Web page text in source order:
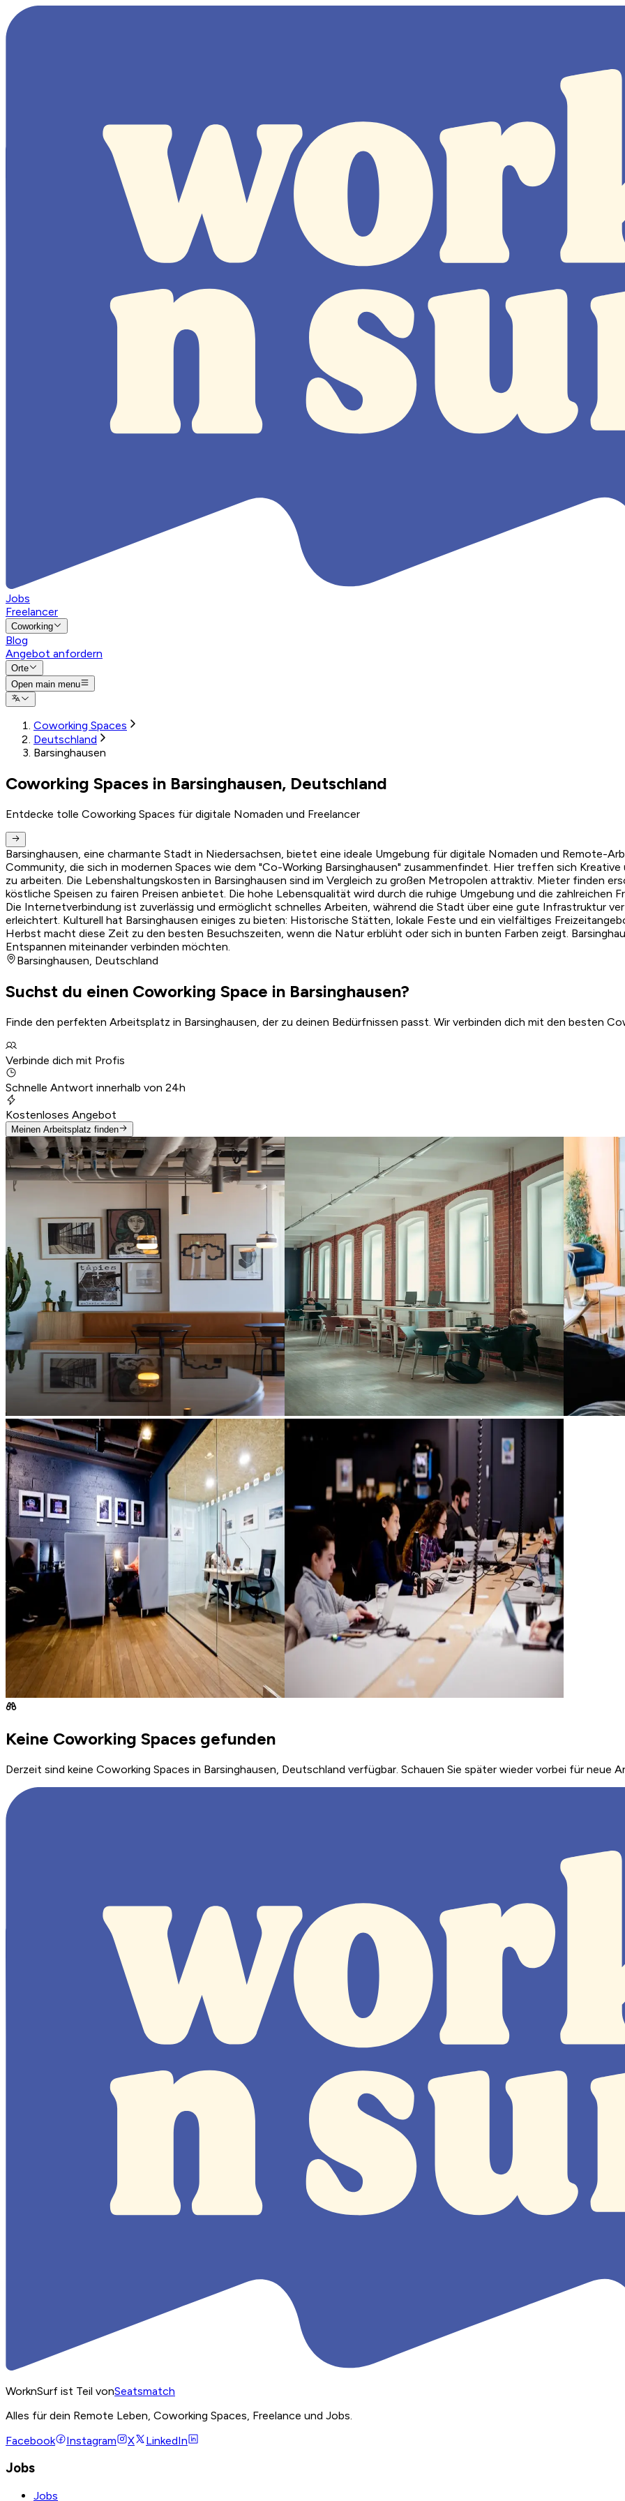
Jobs
Freelancer
Coworking
Blog
Angebot anfordern
Orte
Open main menu
Coworking Spaces
Deutschland
Barsinghausen
Coworking Spaces in Barsinghausen, Deutschland
Entdecke tolle Coworking Spaces für digitale Nomaden und Freelancer
Barsinghausen, eine charmante Stadt in Niedersachsen, bietet eine ideale Umgebung für digitale Nomaden und Remote-
Community, die sich in modernen Spaces wie dem "Co-Working Barsinghausen" zusammenfindet. Hier treffen sich
zu arbeiten. Die Lebenshaltungskosten in Barsinghausen sind im Vergleich zu großen Metropolen attraktiv. Mieter finden
köstliche Speisen zu fairen Preisen anbietet. Die hohe Lebensqualität wird durch die ruhige Umgebung und die zahlreichen
Die Internetverbindung ist zuverlässig und ermöglicht schnelles Arbeiten, während die Stadt über eine gute Infrastruktur
erleichtert. Kulturell hat Barsinghausen einiges zu bieten: Historische Stätten, lokale Feste und ein vielfältiges
Herbst macht diese Zeit zu den besten Besuchszeiten, wenn die Natur erblüht oder sich in bunten Farben zeigt.
Entspannen miteinander verbinden möchten.
Barsinghausen, Deutschland
Suchst du einen Coworking Space in Barsinghausen?
Finde den perfekten Arbeitsplatz in Barsinghausen, der zu deinen Bedürfnissen passt. Wir verbinden dich mit den besten
Verbinde dich mit Profis
Schnelle Antwort innerhalb von 24h
Kostenloses Angebot
Meinen Arbeitsplatz finden
Keine Coworking Spaces gefunden
Derzeit sind keine Coworking Spaces in Barsinghausen, Deutschland verfügbar. Schauen Sie später wieder vorbei für neue
WorknSurf ist Teil vonSeatsmatch
Alles für dein Remote Leben, Coworking Spaces, Freelance und Jobs.
Facebook
Instagram X LinkedIn
Jobs
Jobs